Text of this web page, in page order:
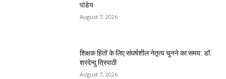
पांडेय
August 7, 2026
शिक्षक हितों के लिए संघर्षशील नेतृत्व चुनने का समय: डॉ.
शरदेन्दु त्रिपाठी
August 7, 2026